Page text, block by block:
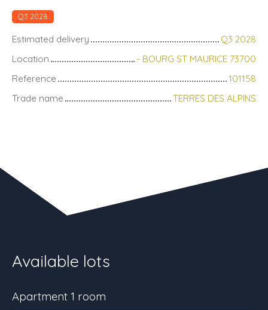
Q3 2028
Estimated delivery
Q3 2028
Location
- BOURG ST MAURICE 73700
Reference
101158
Trade name
TERRES DES ALPINS
Available lots
Apartment 1 room